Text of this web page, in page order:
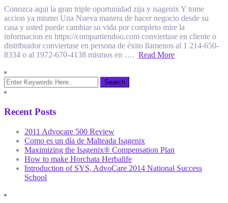
Conozca aqui la gran triple oportunidad zija y isagenix Y tome
accion ya mismo Una Nueva manera de hacer negocio desde su
casa y usted puede cambiar su vida por completo mire la
informacion en https://compartiendoo.com conviertase en cliente o
distribuidor conviertase en persona de éxito llamenos al 1 214-650-
8334 o al 1972-670-4138 mismos en …. Read More
Recent Posts
2011 Advocare 500 Review
Como es un día de Malteada Isagenix
Maximizing the Isagenix® Compensation Plan
How to make Horchata Herbalife
Introduction of SYS, AdvoCare 2014 National Success
School